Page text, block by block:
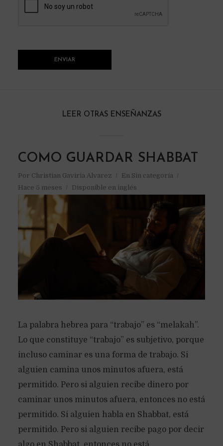
LEER OTRAS ENSEÑANZAS
COMO GUARDAR SHABBAT
Por Christian Gaviria Alvarez En Sin categoría
Hace 5 meses
Disponible en inglés
La palabra hebrea para “trabajo” es “melakah”.
Lo que constituye “trabajo” es subjetivo, porque
incluso caminar es una forma de trabajo. Si
alguien camina unos minutos afuera, está
permitido. Pero si alguien recibe dinero por
caminar unos minutos afuera, entonces no está
permitido. Si alguien habla en Shabbat, está
permitido. Pero si alguien recibe pago por decir